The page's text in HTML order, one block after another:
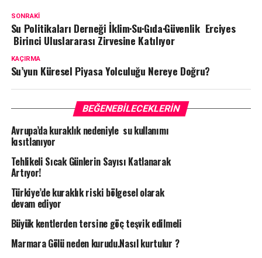
SONRAKI
Su Politikaları Derneği İklim·Su·Gıda·Güvenlik Erciyes
Birinci Uluslararası Zirvesine Katılıyor
KAÇIRMA
Su’yun Küresel Piyasa Yolculuğu Nereye Doğru?
BEĞENEBILECEKLERIN
Avrupa’da kuraklık nedeniyle su kullanımı
kısıtlanıyor
Tehlikeli Sıcak Günlerin Sayısı Katlanarak
Artıyor!
Türkiye’de kuraklık riski bölgesel olarak
devam ediyor
Büyük kentlerden tersine göç teşvik edilmeli
Marmara Gölü neden kurudu.Nasıl kurtulur ?